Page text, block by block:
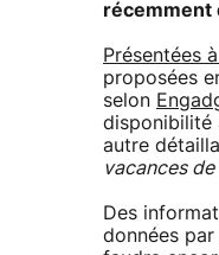
récemment
Présentées
proposées
selon
disponibilité
autre
vacances de
Des
données